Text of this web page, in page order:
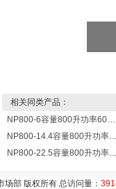
相关同类产品：
NP800-6容量800升功率6000瓦贮水式电热水器 热水锅炉
NP800-14.4容量800升功率14400瓦蓄
NP800-22.5容量800升功率22500瓦储
场部 版权所有 总访问量：